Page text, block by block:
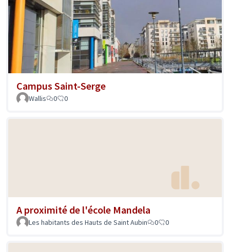
Campus Saint-Serge
Wallis 0 0
A proximité de l'école Mandela
Les habitants des Hauts de Saint Aubin 0 0